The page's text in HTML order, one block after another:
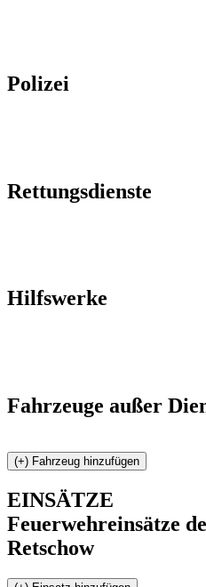
Polizei
Rettungsdienste
Hilfswerke
Fahrzeuge außer
EINSÄTZE
Feuerwehreinsätze
Retschow